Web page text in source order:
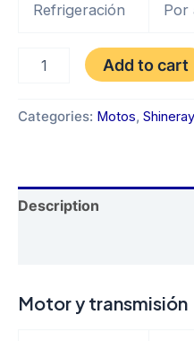
Refrigeración Por
13
Add to cart
Categories: Motos, Shineray
Description
Motor y transmisión